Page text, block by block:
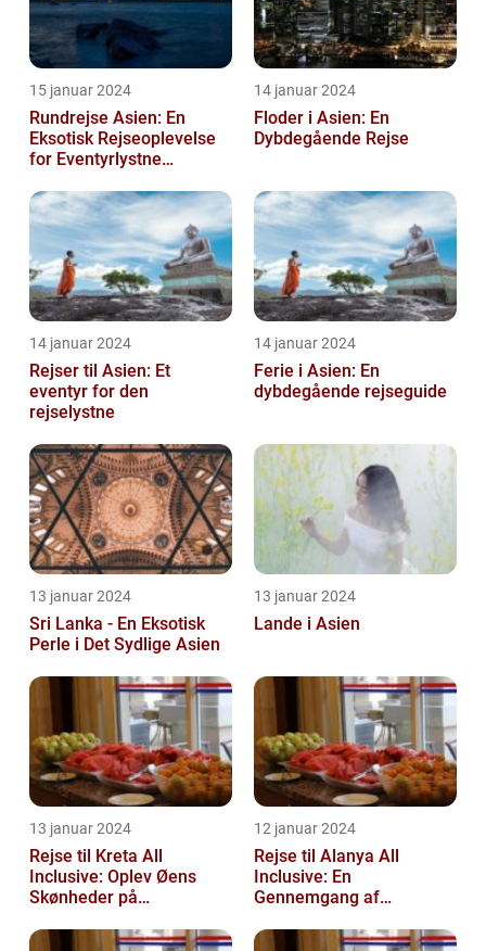
15 januar 2024
Rundrejse Asien: En
Eksotisk Rejseoplevelse
for Eventyrlystne
14 januar 2024
Floder i Asien: En
Dybdegående Rejse
14 januar 2024
Rejser til Asien: Et
eventyr for den
rejselystne
14 januar 2024
Ferie i Asien: En
dybdegående rejseguide
13 januar 2024
Sri Lanka - En Eksotisk
Perle i Det Sydlige Asien
13 januar 2024
Lande i Asien
13 januar 2024
Rejse til Kreta All
Inclusive: Oplev Øens
Skønheder på
12 januar 2024
Rejse til Alanya All
Inclusive: En
Gennemgang af
Historie